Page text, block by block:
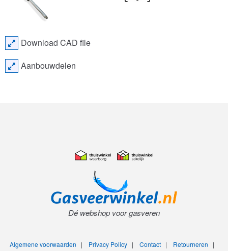
Download CAD file
Aanbouwdelen
Dé webshop voor gasveren
Algemene voorwaarden | Privacy Policy| Contact| Retourneren |